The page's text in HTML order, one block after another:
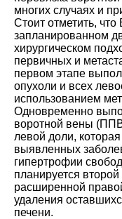
многих случаях и
Стоит отметить,
запланированном
хирургическом
первичных и
первом этапе
опухоли и всех
использованием
Одновременно
воротной вены
левой доли,
выявленных
гипертрофии
планируется
расширенной
удаления
печени.